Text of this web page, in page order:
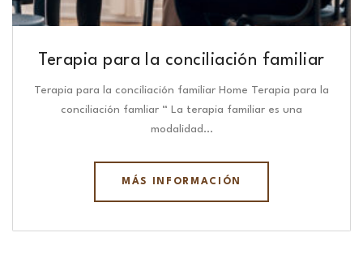
Terapia para la conciliación familiar
Terapia para la conciliación familiar Home Terapia para la
conciliación famliar “ La terapia familiar es una
modalidad…
MÁS INFORMACIÓN